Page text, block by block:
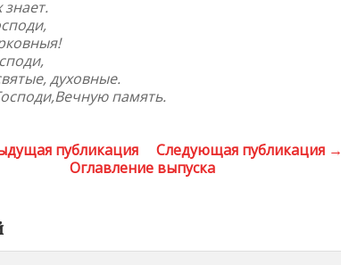
духовные.
память.
публикация
Следующая публикация →
Оглавление выпуска